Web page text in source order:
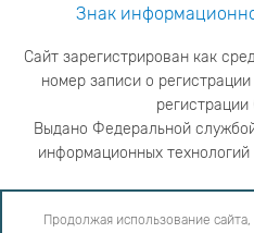
Знак
Сайт зарегистрирован как
номер записи о регистрации
регистрации
Выдано Федеральной
информационных
адрес редакции
телефон
Продолжая использование